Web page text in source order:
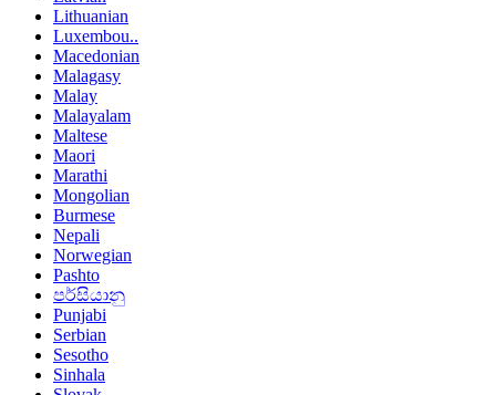
Lithuanian
Luxembou..
Macedonian
Malagasy
Malay
Malayalam
Maltese
Maori
Marathi
Mongolian
Burmese
Nepali
Norwegian
Pashto
පර්සියානු
Punjabi
Serbian
Sesotho
Sinhala